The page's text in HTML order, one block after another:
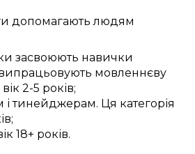
допомагають людям
засвоюють навички
мовленнєву
вік 2-5 років;
ітинейджерам. Ця категорія
;
18+ років.